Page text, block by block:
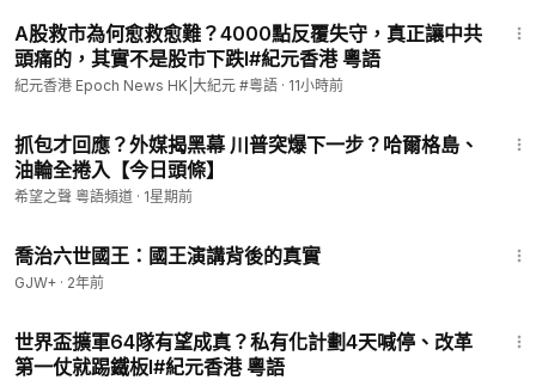
A股救市為何愈救愈難？4000點反覆失守，真正讓中共
頭痛的，其實不是股市下跌l#紀元香港 粵語
紀元香港 Epoch News HK|大紀元 #粵語 · 11小時前
抓包才回應？外媒揭黑幕 川普突爆下一步？哈爾格島、
油輪全捲入【今日頭條】
希望之聲 粵語頻道 · 1星期前
喬治六世國王：國王演講背後的真實
GJW+ · 2年前
世界盃擴軍64隊有望成真？私有化計劃4天喊停、改革
第一仗就踢鐵板l#紀元香港 粵語